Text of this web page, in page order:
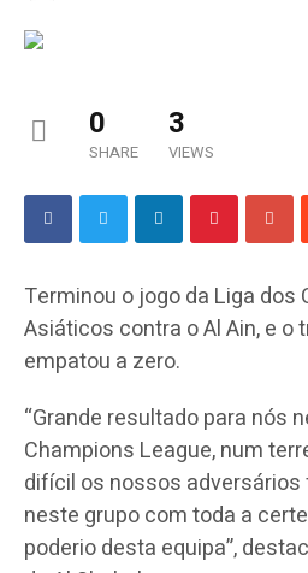
0
SHARE
3
VIEWS
Terminou o jogo da Liga dos
Asiáticos contra o Al Ain, e o
empatou a zero.
“Grande resultado para nós
Champions League, num
difícil os nossos
neste grupo com toda a
poderio desta equipa”,